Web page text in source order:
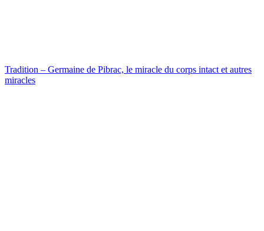
Tradition – Germaine de Pibrac, le miracle du corps intact et autres
miracles